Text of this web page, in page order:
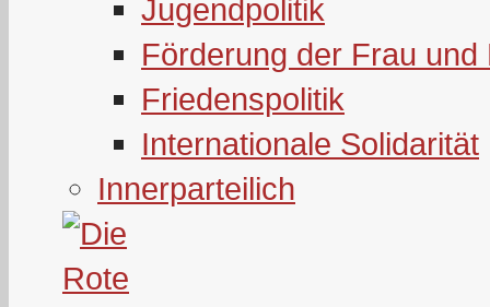
Jugendpolitik
Förderung der Frau und
Friedenspolitik
Internationale Solidarität
Innerparteilich